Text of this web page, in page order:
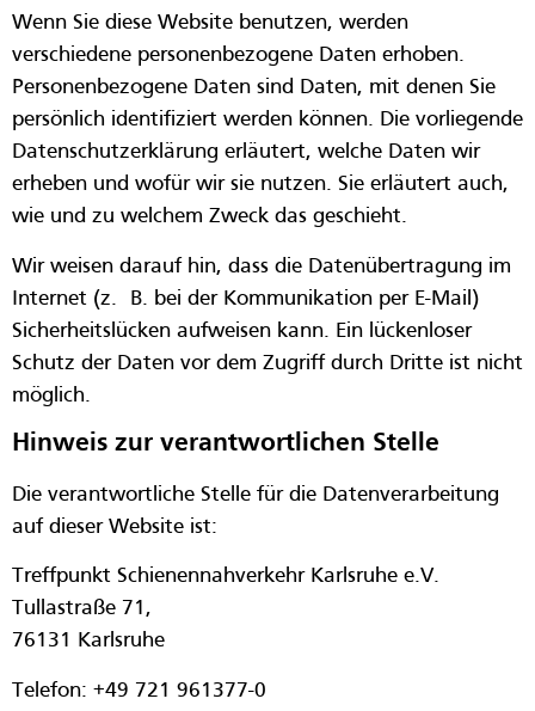
Wenn Sie diese Website benutzen, werden
verschiedene personenbezogene Daten erhoben.
Personenbezogene Daten sind Daten, mit denen Sie
persönlich identifiziert werden können. Die vorliegende
Datenschutzerklärung erläutert, welche Daten wir
erheben und wofür wir sie nutzen. Sie erläutert auch,
wie und zu welchem Zweck das geschieht.
Wir weisen darauf hin, dass die Datenübertragung im
Internet (z. B. bei der Kommunikation per E-Mail)
Sicherheitslücken aufweisen kann. Ein lückenloser
Schutz der Daten vor dem Zugriff durch Dritte ist nicht
möglich.
Hinweis zur verantwortlichen Stelle
Die verantwortliche Stelle für die Datenverarbeitung
auf dieser Website ist:
Treffpunkt Schienennahverkehr Karlsruhe e.V.
Tullastraße 71,
76131 Karlsruhe
Telefon: +49 721 961377-0